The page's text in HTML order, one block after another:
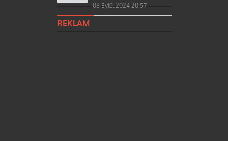
08 Eylül 2024 20:57
REKLAM